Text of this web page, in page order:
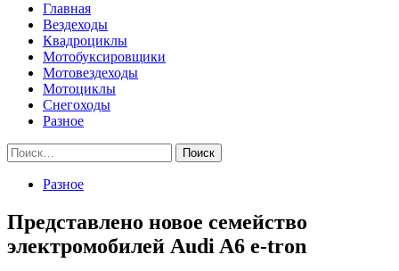
Главная
Вездеходы
Квадроциклы
Мотобуксировщики
Мотовездеходы
Мотоциклы
Снегоходы
Разное
Найти:
Разное
Представлено новое семейство
электромобилей Audi A6 e-tron